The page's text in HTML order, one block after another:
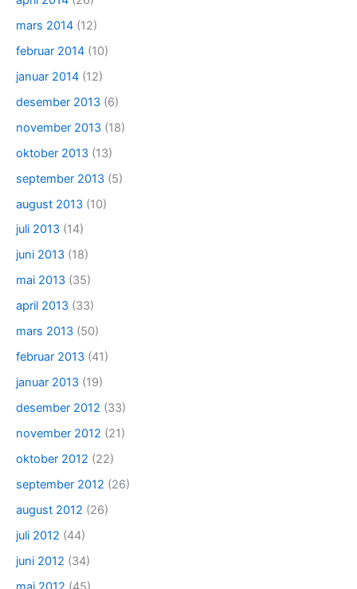
mars 2014 (12)
februar 2014 (10)
januar 2014 (12)
desember 2013 (6)
november 2013 (18)
oktober 2013 (13)
september 2013 (5)
august 2013 (10)
juli 2013 (14)
juni 2013 (18)
mai 2013 (35)
april 2013 (33)
mars 2013 (50)
februar 2013 (41)
januar 2013 (19)
desember 2012 (33)
november 2012 (21)
oktober 2012 (22)
september 2012 (26)
august 2012 (26)
juli 2012 (44)
juni 2012 (34)